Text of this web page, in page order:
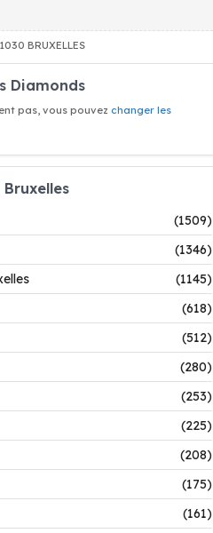
BRUXELLES
Diamonds
pas, vous pouvez changer les
(1509)
(1346)
(1145)
(618)
(512)
(280)
(253)
(225)
(208)
(175)
(161)